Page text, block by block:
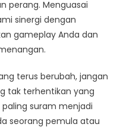
perang. Menguasai
sinergi dengan
gameplay Anda dan
terus berubah, jangan
tak terhentikan yang
suram menjadi
seorang pemula atau